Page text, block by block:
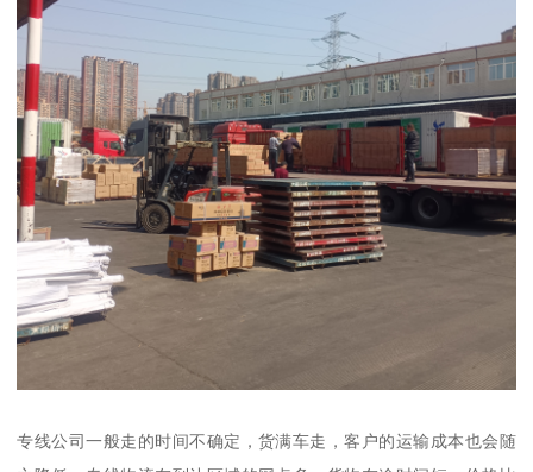
专线公司一般走的时间不确定，货满车走，客户的运输成本也会随